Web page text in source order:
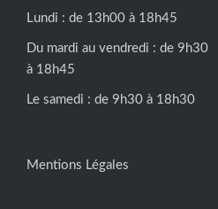
Lundi : de 13h00 à 18h45
Du mardi au vendredi : de 9h30
à 18h45
Le samedi : de 9h30 à 18h30
Mentions Légales